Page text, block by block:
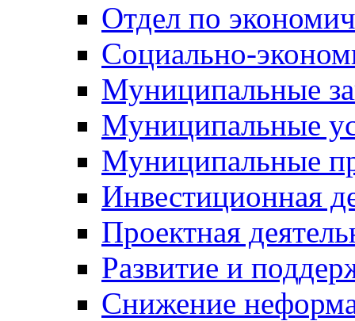
Отдел по
Социально-
Муниципальные
Муниципальные
Муниципальные
Инвестиционная
Проектная
Развитие и
Снижение